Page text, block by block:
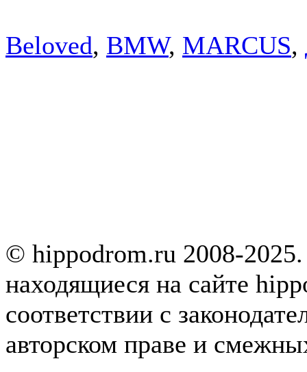
Beloved, BMW, MARCUS,
© hippodrom.ru 2008-
находящиеся на сайте
соответствии с
авторском праве и